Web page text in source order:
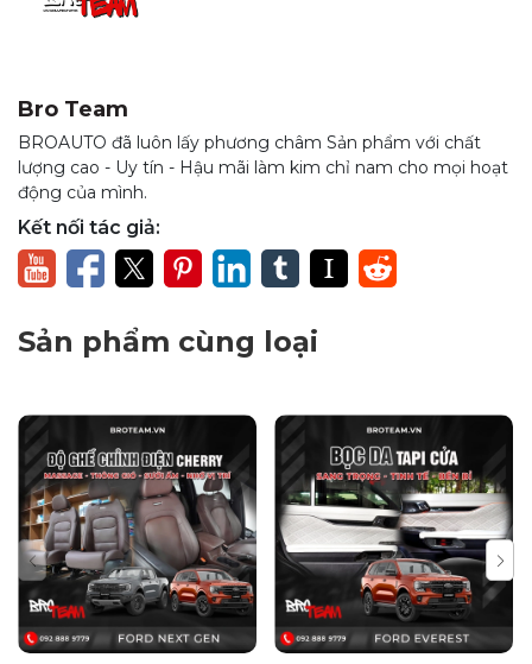
đường kính vô lăng 37-38cm. Hãy đến xưởng độ xe BRO
Thông tin bọc vô lăng ô tô Sparco
chính hãng
Thương hiệu: Sparco, nổi tiếng với các sản phẩm độ xe
chất lượng cao.
Xuất xứ: Châu Âu – Ý, đảm bảo tiêu chuẩn kỹ thuật và độ
bền.
Kích thước: 38cm, phù hợp với nhiều loại vô lăng.
Bro Team
BROAUTO đã luôn lấy phương châm Sản phẩm với chất
lượng cao - Uy tín - Hậu mãi làm kim chỉ nam cho mọi hoạt
động của mình.
Kết nối tác giả:
Sản phẩm cùng loại